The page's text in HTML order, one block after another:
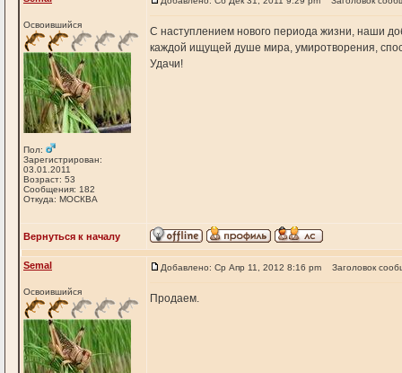
Освоившийся
Пол:
Зарегистрирован:
03.01.2011
Возраст: 53
Сообщения: 182
Откуда: МОСКВА
С наступлением нового периода жизни, наши
каждой ищущей душе мира, умиротворения,
Удачи!
Вернуться к началу
Semal
Освоившийся
Добавлено: Ср Апр 11, 2012 8:16 pm Заголовок
Продаем.